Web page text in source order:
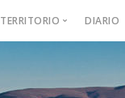
TERRITORIO
Il Territorio e la
DIARIO